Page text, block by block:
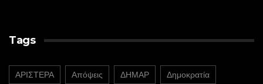
Tags
ΑΡΙΣΤΕΡΑ Απόψεις ΔΗΜΑΡ Δημοκρατία